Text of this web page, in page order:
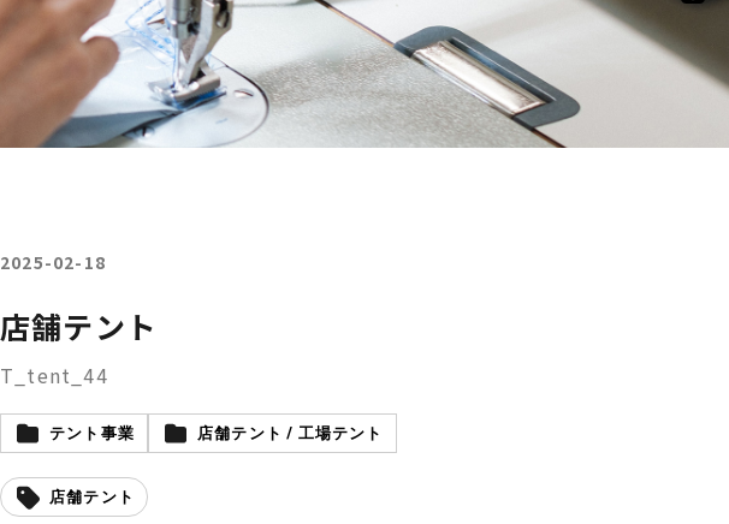
2025-02-18
店舗テント
T_tent_44
テント事業 店舗テント / 工場テント
店舗テント